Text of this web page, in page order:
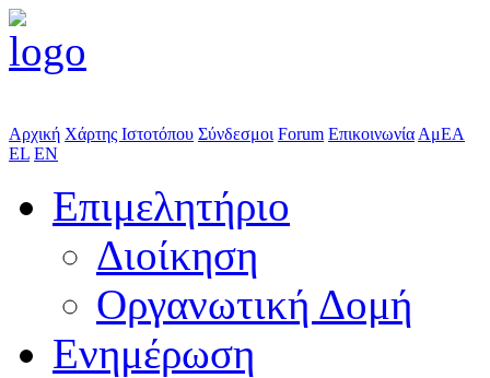
Αρχική Χάρτης Ιστοτόπου Σύνδεσμοι Forum Επικοινωνία ΑμΕΑ
EL EN
Επιμελητήριο
Διοίκηση
Οργανωτική Δομή
Ενημέρωση